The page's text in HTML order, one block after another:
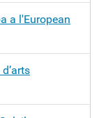
a l'European